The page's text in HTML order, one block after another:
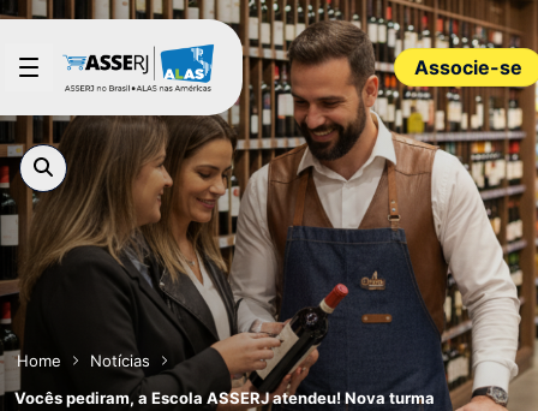
Pular para o Conteúdo principal
Associe-se
Home
Notícias
Vocês pediram, a Escola ASSERJ atendeu! Nova turma